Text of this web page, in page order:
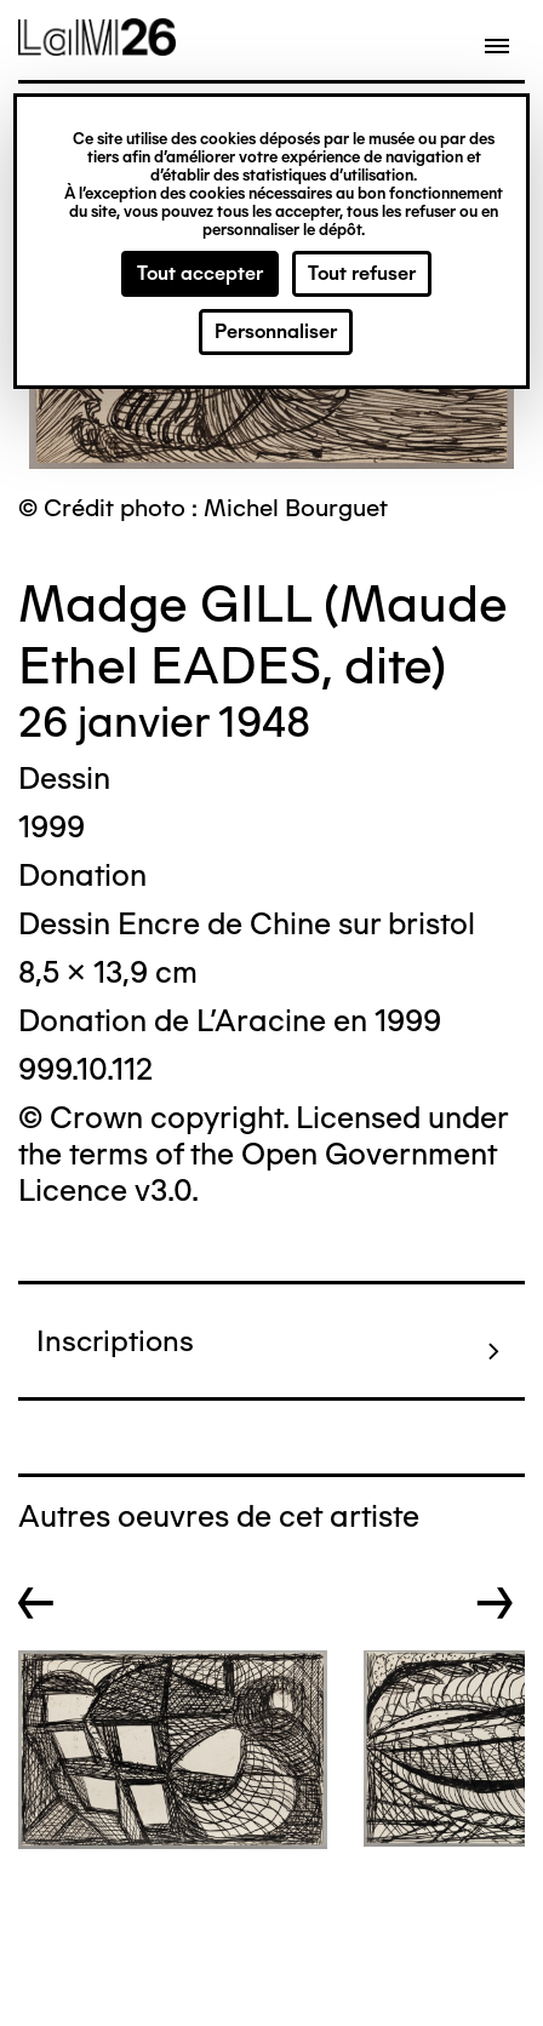
Gestion des cookies
Ce site utilise des cookies déposés par le musée ou par des
tiers afin d’améliorer votre expérience de navigation et
d’établir des statistiques d’utilisation.
À l’exception des cookies nécessaires au bon fonctionnement
du site, vous pouvez tous les accepter, tous les refuser ou en
personnaliser le dépôt.
Tout accepter Tout refuser
Personnaliser
contenu
© Crédit photo : Michel Bourguet
Madge GILL (Maude
Ethel EADES, dite)
26 janvier 1948
Dessin
1999
Donation
Dessin Encre de Chine sur bristol
8,5 x 13,9 cm
Donation de L'Aracine en 1999
999.10.112
© Crown copyright. Licensed under
the terms of the Open Government
Licence v3.0.
Inscriptions
Autres oeuvres de cet artiste
← →